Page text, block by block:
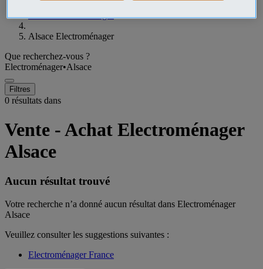
France Electroménager
Alsace Electroménager
Que recherchez-vous ?
Electroménager•Alsace
Filtres
0 résultats dans
Vente - Achat Electroménager
Alsace
Aucun résultat trouvé
Votre recherche n’a donné aucun résultat dans Electroménager
Alsace
Veuillez consulter les suggestions suivantes :
Electroménager France